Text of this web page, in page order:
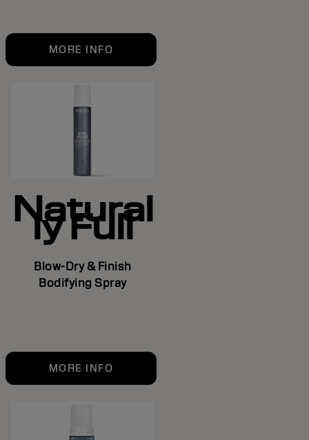
MORE INFO
Natural
ly Full
Blow-Dry & Finish
Bodifying Spray
MORE INFO